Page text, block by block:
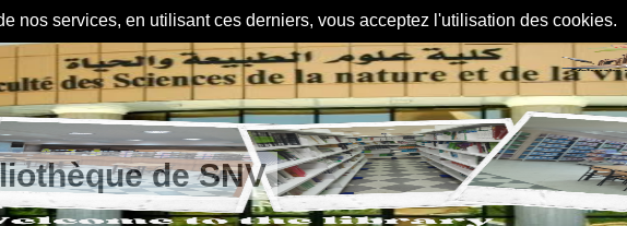
nos services, en utilisant ces derniers, vous acceptez l'utilisation des cookies.
de SNV